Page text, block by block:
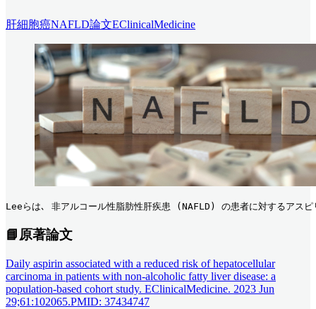
肝細胞癌NAFLD論文EClinicalMedicine
Leeらは､ 非アルコール性脂肪性肝疾患 (NAFLD) の患者に対するアス
📘原著論文
Daily aspirin associated with a reduced risk of hepatocellular
carcinoma in patients with non-alcoholic fatty liver disease: a
population-based cohort study. EClinicalMedicine. 2023 Jun
29;61:102065.PMID: 37434747